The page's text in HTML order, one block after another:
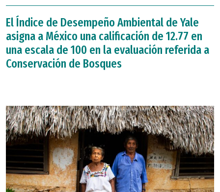
El Índice de Desempeño Ambiental de Yale
asigna a México una calificación de 12.77 en
una escala de 100 en la evaluación referida a
Conservación de Bosques